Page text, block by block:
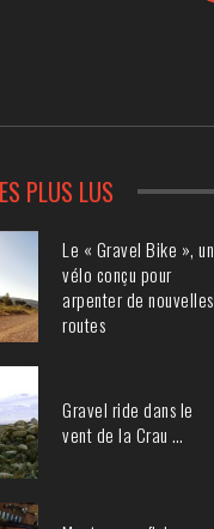
PLUS LUS
Le « Gravel Bike », un
vélo conçu pour
arpenter de nouvelles
routes
Gravel ride dans le
vent de la Crau …